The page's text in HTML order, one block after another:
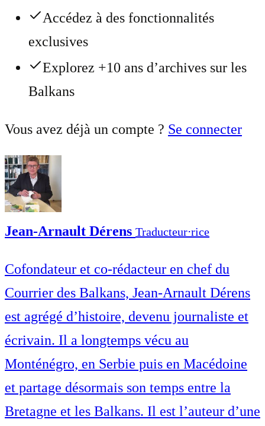
Accédez à des fonctionnalités
exclusives
Explorez +10 ans d’archives sur les
Balkans
Vous avez déjà un compte ? Se connecter
Jean-Arnault Dérens Traducteur⋅rice
Cofondateur et co-rédacteur en chef du
Courrier des Balkans, Jean-Arnault Dérens
est agrégé d’histoire, devenu journaliste et
écrivain. Il a longtemps vécu au
Monténégro, en Serbie puis en Macédoine
et partage désormais son temps entre la
Bretagne et les Balkans. Il est l’auteur d’une